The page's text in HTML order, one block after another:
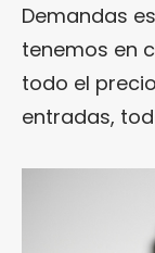
Demandas
tenemos en
todo el
entradas,